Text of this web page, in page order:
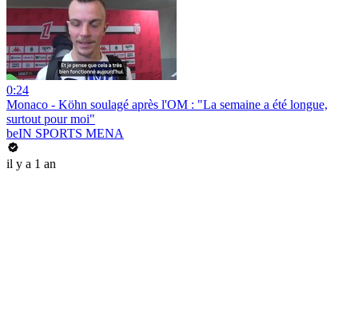
0:24
Monaco - Köhn soulagé après l'OM : "La semaine a été longue,
surtout pour moi"
beIN SPORTS MENA
il y a 1 an